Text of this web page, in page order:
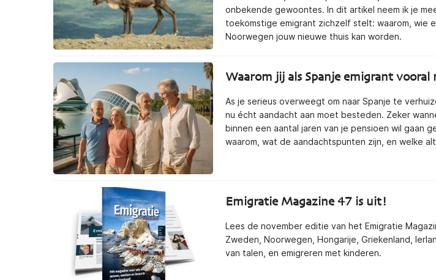
onbekende gewoontes. In dit artikel neem ik je
toekomstige emigrant zichzelf stelt: waarom, wie
Noorwegen jouw nieuwe thuis kan worden.
Waarom jij als Spanje emigrant vooral
As je serieus overweegt om naar Spanje te
nu écht aandacht aan moet besteden. Zeker
binnen een aantal jaren van je pensioen wil gaan
waarom, wat de aandachtspunten zijn, en welke
Emigratie Magazine 47 is uit!
Lees de november editie van het Emigratie
Zweden, Noorwegen, Hongarije, Griekenland,
van talen, en emigreren met kinderen.
Succesvol Emigreren naar
Spanje
€ 25,00
(gratis verzending)
Succesvol emigreren naar Italië
€ 25,00